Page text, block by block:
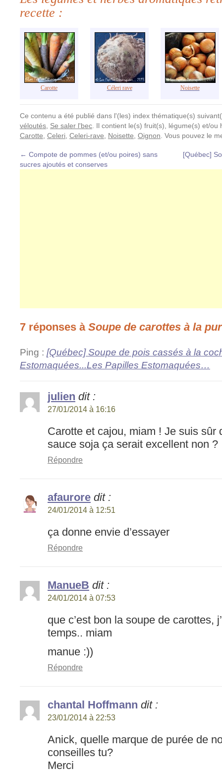
recette :
Carotte Céleri rave Noisette
Ce contenu a été publié dans l'(les) index thématique(s)
véloutés Se saler l'bec . Il contient le(s) fruit(s), légume(s) et/
Carotte Celeri Celeri-rave Noisette Oignon . Vous pouvez le
← Compote de pommes (et/ou poires) sans
sucres ajoutés et conserves
[Québec]
7 réponses à Soupe de carottes à la
Ping : [Québec] Soupe de pois cassés à la
Estomaquées...Les Papilles Estomaquées…
julien dit :
27/01/2014 à 16:16
Carotte et cajou, miam ! Je suis sûr
sauce soja ça serait excellent non ?
Répondre
afaurore dit :
24/01/2014 à 12:51
ça donne envie d’essayer
Répondre
ManueB dit :
24/01/2014 à 07:53
que c’est bon la soupe de carottes,
temps.. miam
manue :))
Répondre
chantal Hoffmann dit :
23/01/2014 à 22:53
Anick, quelle marque de purée de
conseilles tu?
Merci